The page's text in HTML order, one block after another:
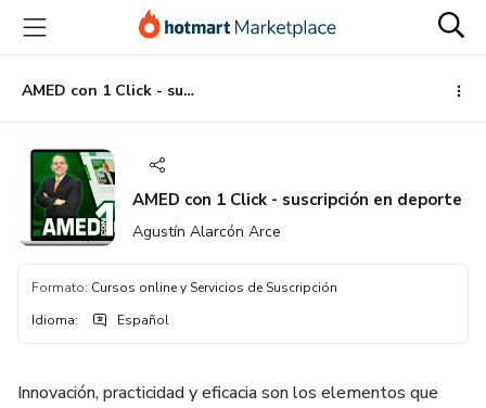
principal
página
de
página
AMED con 1 Click - suscripción en deporte
AMED con 1 Click - suscripción en deporte
Agustín Alarcón Arce
Formato: Cursos online y Servicios de Suscripción
Idioma: Español
Innovación, practicidad y eficacia son los elementos que